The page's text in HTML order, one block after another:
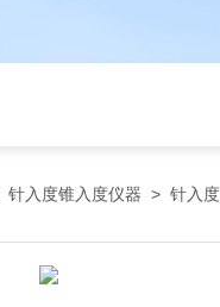
针入度锥入度仪器 > 针入